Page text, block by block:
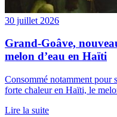
30 juillet 2026
Grand-Goâve,
melon d’eau en Haïti
Consommé notamment pour
forte chaleur en Haïti, le
Lire la suite